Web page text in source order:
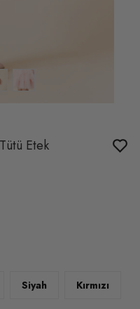
Etek
Siyah Kırmızı